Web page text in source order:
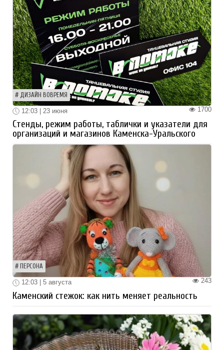
ДИЗАЙН ВОВРЕМЯ
1700
12:03 | 23 июня
Стенды, режим работы, таблички и указатели для
организаций и магазинов Каменска-Уральского
ПЕРСОНА
243
12:03 | 5 августа
Каменский стежок: как нить меняет реальность